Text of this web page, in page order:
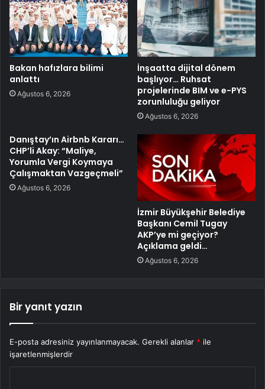
Bakan hafızlara bilimi
anlattı
Ağustos 6, 2026
İnşaatta dijital dönem
başlıyor… Ruhsat
projelerinde BIM ve e-PYS
zorunluluğu geliyor
Ağustos 6, 2026
Danıştay’ın Airbnb Kararı…
CHP’li Akay: “Maliye,
Yorumla Vergi Koymaya
Çalışmaktan Vazgeçmeli”
Ağustos 6, 2026
İzmir Büyükşehir Belediye
Başkanı Cemil Tugay
AKP’ye mi geçiyor?
Açıklama geldi…
Ağustos 6, 2026
Bir yanıt yazın
E-posta adresiniz yayınlanmayacak. Gerekli alanlar * ile
işaretlenmişlerdir